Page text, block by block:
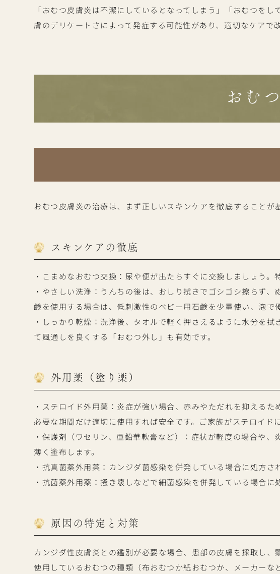
「おむつ皮膚炎は不潔にしているとなってしまう」「おむつを
膚のデリケートさによって発症する可能性があり、適切なケアで
おむ
おむつ皮膚炎の治療は、まず正しいスキンケアを徹底することが
スキンケアの徹底
・こまめなおむつ交換：尿や便が出たらすぐに交換しましょう。
・やさしい洗浄：うんちの後は、おしり拭きでゴシゴシ擦らず
鹸を使用する場合は、低刺激性のベビー用石鹸を少量使い、泡で
・しっかり乾燥：洗浄後、タオルで軽く押さえるように水分を
て風通しを良くする「おむつ外し」も有効です。
外用薬（塗り薬）
・ステロイド外用薬：炎症が強い場合、赤みやただれを抑える
必要な期間だけ適切に使用すれば安全です。ご家族がステロイド
・保護剤（ワセリン、亜鉛華軟膏など）：症状が軽度の場合や
薄く塗布します。
・抗真菌薬外用薬：カンジダ菌感染を併発している場合に処方
・抗菌薬外用薬：掻き壊しなどで細菌感染を併発している場合に
原因の特定と対策
カンジダ性皮膚炎との鑑別が必要な場合、患部の皮膚を採取し
使用しているおむつの種類（布おむつか紙おむつか、メーカーな